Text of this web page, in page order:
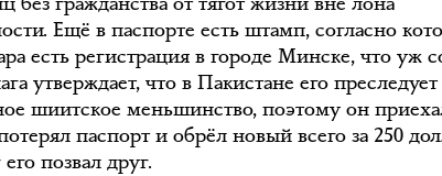
Ещё в паспорте есть штамп, согласно
есть регистрация в городе Минске, что уж
утверждает, что в Пакистане его преследует
шиитское меньшинство, поэтому он
паспорт и обрёл новый всего за 250
позвал друг.